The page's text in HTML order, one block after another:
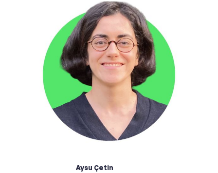
Merhaba, ben Aysu. MAP360’taki ürünlerin küresel
yaklaşımlara göre en güncel ESG metriklerini
içerecek şekilde kalmasından ve ürünlerin
müşterilerimiz için özelleştirilmesinden sorumluyum.
Swing dönemi dansları olan Lindy Hop ve Solo Caz’ın
yanı sıra futbol oynamak ve bisikletle ilgileniyorum.
Aysu Çetin